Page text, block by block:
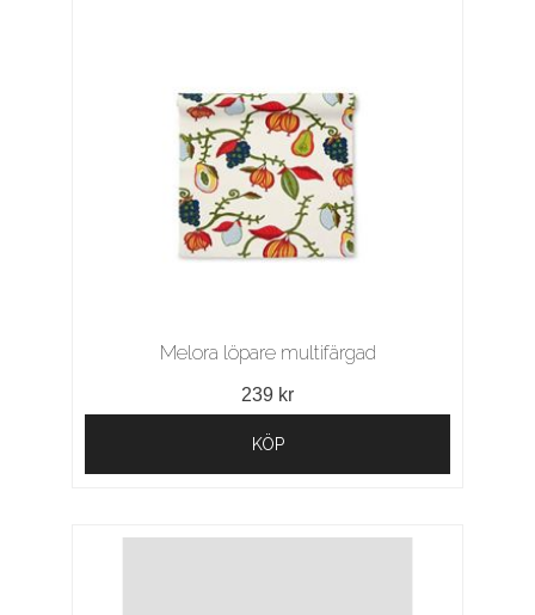
Melora löpare multifärgad
239 kr
KÖP